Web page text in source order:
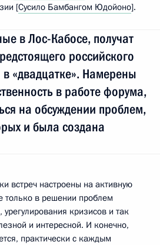
[Сусило Бамбангом Юдойоно].
в Лос-Кабосе, получат
российского
в «двадцатке». Намерены
в работе форума,
на обсуждении проблем,
и была создана
встреч настроены на активную
только в решении проблем
кризисов и так
и интересной. И конечно,
практически с каждым